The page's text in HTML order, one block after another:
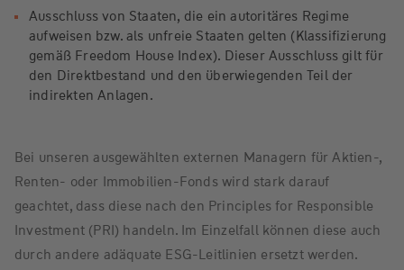
Übersicht "Anlageprofil für Immobilien"
herunterladen
W&W Dachfonds GlobalPlus
W&W Vermögensverwaltende Strategie
W&W SachInvest
Ausschluss von Staaten, die ein autoritäres Regime
aufweisen bzw. als unfreie Staaten gelten (Klassifizierung
gemäß Freedom House Index). Dieser Ausschluss gilt für
den Direktbestand und den überwiegenden Teil der
indirekten Anlagen.
Bei unseren ausgewählten externen Managern für Aktien-,
Renten- oder Immobilien-Fonds wird stark darauf
geachtet, dass diese nach den Principles for Responsible
Investment (PRI) handeln. Im Einzelfall können diese auch
durch andere adäquate ESG-Leitlinien ersetzt werden.